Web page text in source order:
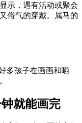
示，遇有活动或聚会
俗气的穿戴。属马的
多孩子在画画和晒
就能画完